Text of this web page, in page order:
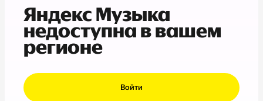
Яндекс Музыка
недоступна в вашем
регионе
Войти